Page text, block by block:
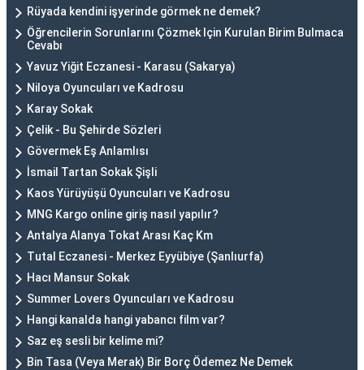
Rüyada kendini işyerinde görmek ne demek?
Öğrencilerin Sorunlarını Çözmek Için Kurulan Birim Bulmaca
Cevabı
Yavuz Yiğit Eczanesi - Karasu (Sakarya)
Niloya Oyuncuları ve Kadrosu
Karay Sokak
Çelik - Bu Şehirde Sözleri
Gövermek Eş Anlamlısı
İsmail Tartan Sokak Şişli
Kaos Yürüyüşü Oyuncuları ve Kadrosu
MNG Kargo online giriş nasıl yapılır?
Antalya Alanya Tokat Arası Kaç Km
Tutal Eczanesi - Merkez Eyyübiye (Şanlıurfa)
Hacı Mansur Sokak
Summer Lovers Oyuncuları ve Kadrosu
Hangi kanalda hangi yabancı film var?
Saz eş sesli bir kelime mi?
Bin Tasa (Veya Merak) Bir Borç Ödemez Ne Demek